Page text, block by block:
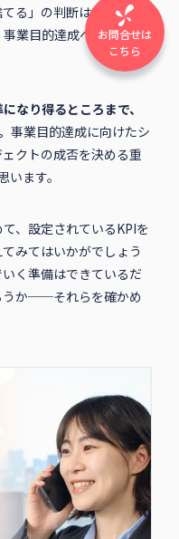
る」の判断は基準がな
業目的達成への関与度
なり得るところまで、
事業目的達成に向けたシ
クトの成否を決める重
ます。
、設定されているKPIを
みてはいかがでしょう
く準備はできているだ
うか──それらを確かめ
お問合せは
こちら